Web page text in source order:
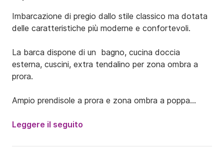
Imbarcazione di pregio dallo stile classico ma dotata
delle caratteristiche più moderne e confortevoli.
La barca dispone di un  bagno, cucina doccia
esterna, cuscini, extra tendalino per zona ombra a
prora.
Ampio prendisole a prora e zona ombra a poppa
Comoda scaletta per accesso e risalita in mare.
L'imbarcazione è disponibile sia per uscite giornaliere
Leggere il seguito